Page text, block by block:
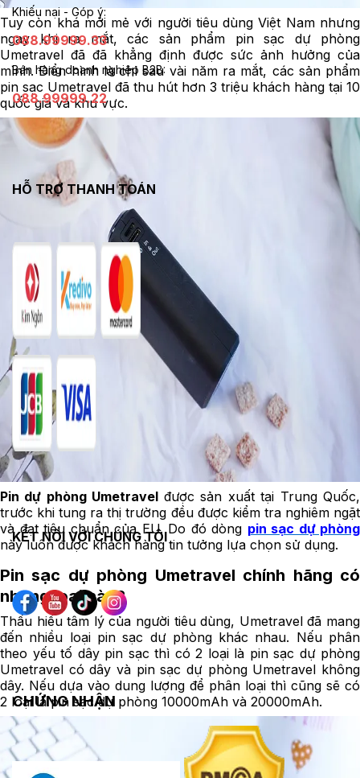
Tuy còn khá mới mẻ với người tiêu dùng Việt Nam nhưng
ngay khi ra mắt, các sản phẩm pin sạc dự phòng
Umetravel đã đã khẳng định được sức ảnh hưởng của
mình. Điển hình là chỉ sau vài năm ra mắt, các sản phẩm
pin sạc Umetravel đã thu hút hơn 3 triệu khách hàng tại 10
quốc gia và khu vực.
Pin dự phòng Umetravel được sản xuất tại Trung Quốc,
trước khi tung ra thị trường đều được kiểm tra nghiêm ngặt
và đạt tiêu chuẩn của EU. Do đó dòng pin sạc dự phòng
này luôn được khách hàng tin tưởng lựa chọn sử dụng.
Pin sạc dự phòng Umetravel chính hãng có
những loại nào?
Thấu hiểu tâm lý của người tiêu dùng, Umetravel đã mang
đến nhiều loại pin sạc dự phòng khác nhau. Nếu phân
theo yếu tố dây pin sạc thì có 2 loại là pin sạc dự phòng
Umetravel có dây và pin sạc dự phòng Umetravel không
dây. Nếu dựa vào dung lượng để phân loại thì cũng sẽ có
2 loại là pin sạc dự phòng 10000mAh và 20000mAh.
Khiếu nại - Góp ý:
088.99999.33
Bán hàng doanh nghiệp B2B:
088.99999.22
HỖ TRỢ THANH TOÁN
KẾT NỐI VỚI CHÚNG TÔI
CHỨNG NHẬN